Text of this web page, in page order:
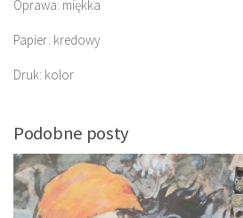
Oprawa: miękka
Papier: kredowy
Druk: kolor
Podobne posty